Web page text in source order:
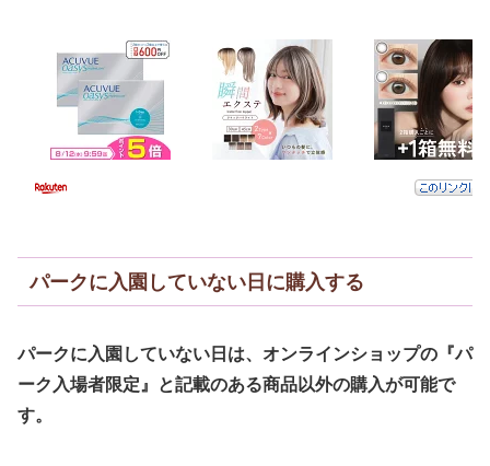
パークに入園していない日に購入する
パークに入園していない日は、オンラインショップの『パ
ーク入場者限定』と記載のある商品以外の購入が可能で
す。